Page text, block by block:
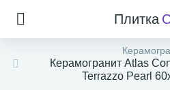
Плитка
Керамогранит Atlas
Terrazzo Pearl